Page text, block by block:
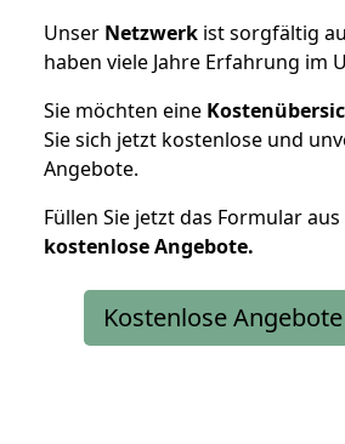
Unser Netzwerk ist sorgfältig
haben viele Jahre Erfahrung im
Sie möchten eine
Sie sich jetzt kostenlose und
Angebote.
Füllen Sie jetzt das Formular
kostenloseAngebote.
Kostenlose